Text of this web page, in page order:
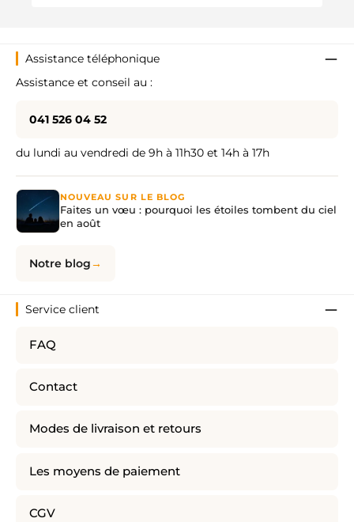
Assistance téléphonique
Assistance et conseil au :
041 526 04 52
du lundi au vendredi de 9h à 11h30 et 14h à 17h
NOUVEAU SUR LE BLOG
Faites un vœu : pourquoi les étoiles tombent du ciel
en août
Notre blog
Service client
FAQ
Contact
Modes de livraison et retours
Les moyens de paiement
CGV